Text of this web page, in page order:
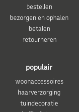
populair
woonaccessoires
haarverzorging
tuindecoratie
bestellen
bezorgen en ophalen
betalen
retourneren